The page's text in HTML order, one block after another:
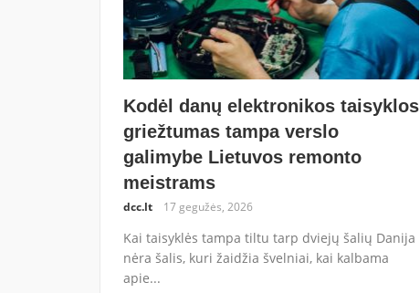
Kodėl danų elektronikos taisyklos
griežtumas tampa verslo
galimybe Lietuvos remonto
meistrams
dcc.lt 17 gegužės, 2026
Kai taisyklės tampa tiltu tarp dviejų šalių Danija
nėra šalis, kuri žaidžia švelniai, kai kalbama
apie...